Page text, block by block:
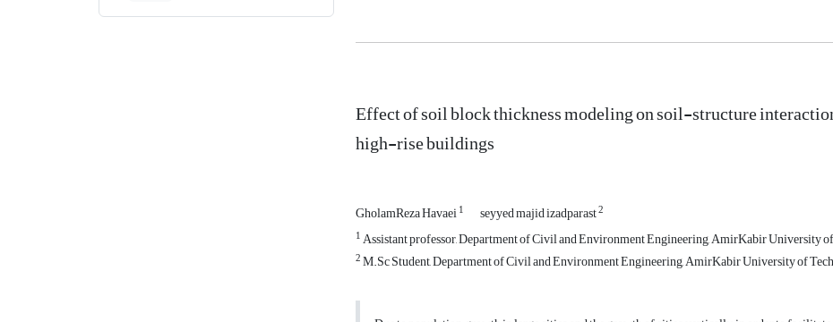
Effect of soil block thickness modeling on soil-structure
high-rise buildings
GholamReza Havaei1 seyyed majid izadparast2
1Assistant professor, Department of Civil and Environment Engineering, AmirKabir University
2M.Sc Student, Department of Civil and Environment Engineering, AmirKabir University of